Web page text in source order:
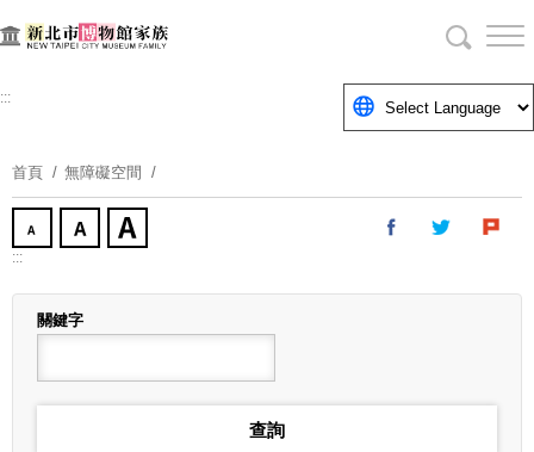
到
要
塊
:::
首頁 無障礙空間
:::
關鍵字